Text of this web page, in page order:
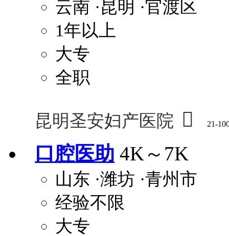
包住 包吃 住房补贴
定期团建 节日福利
解决户口
员工旅游
云南 ·昆明 ·官渡区
1年以上
大专
全职
昆明圣安妇产医院  21-
口腔医助 4K～7K
山东 ·潍坊 ·青州市
经验不限
大专